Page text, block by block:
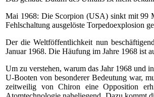
Mai 1968: Die Scorpion (USA) sinkt mit 99
Fehlschaltung ausgelöste Torpedoexplosion
Der die Weltföffentlichkeit nun
Januar 1968. Die Häufung im Jahre 1968 ist
Um zu verstehen, warum das Jahr 1968 und
U-Booten von besonderer Bedeutung war,
zeitweilig von Chiron eine Opposition